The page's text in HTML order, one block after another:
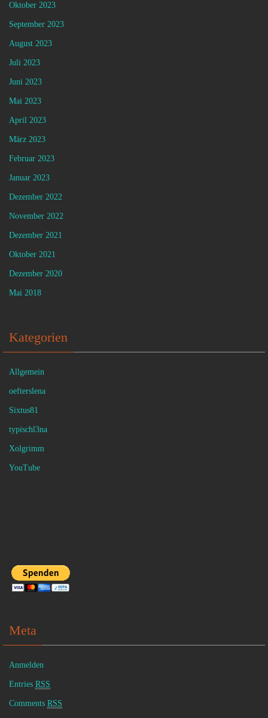
Oktober 2023
September 2023
August 2023
Juli 2023
Juni 2023
Mai 2023
April 2023
März 2023
Februar 2023
Januar 2023
Dezember 2022
November 2022
Dezember 2021
Oktober 2021
Dezember 2020
Mai 2018
Kategorien
Allgemein
oefterslena
Sixtus81
typischl3na
Xolgrimm
YouTube
Meta
Anmelden
Entries RSS
Comments RSS